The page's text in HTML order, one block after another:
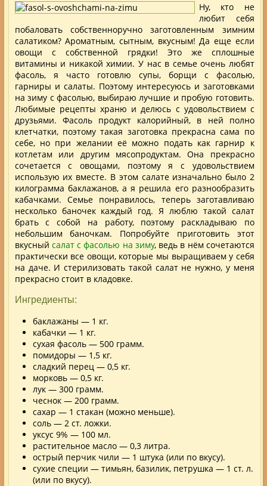
Ну, кто не
любит себя
побаловать собственноручно заготовленным зимним
салатиком? Ароматным, сытным, вкусным! Да еще если
овощи с собственной грядки! Это же сплошные
витамины и никакой химии. У нас в семье очень любят
фасоль, я часто готовлю супы, борщи с фасолью,
гарниры и салаты. Поэтому интересуюсь и заготовками
на зиму с фасолью, выбираю лучшие и пробую готовить.
Любимые рецепты храню и делюсь с удовольствием с
друзьями. Фасоль продукт калорийный, в ней полно
клетчатки, поэтому такая заготовка прекрасна сама по
себе, но при желании её можно подать как гарнир к
котлетам или другим мясопродуктам. Она прекрасно
сочетается с овощами, поэтому я с удовольствием
использую их вместе. В этом салате изначально было 2
килограмма баклажанов, а я решила его разнообразить
кабачками. Семье понравилось, теперь заготавливаю
несколько баночек каждый год. Я люблю такой салат
брать с собой на работу, поэтому раскладываю по
небольшим баночкам. Попробуйте приготовить этот
вкусный салат с фасолью на зиму, ведь в нём сочетаются
практически все овощи, которые мы выращиваем у себя
на даче. И стерилизовать такой салат не нужно, у меня
прекрасно стоит в кладовке.
Ингредиенты:
баклажаны — 1 кг.
кабачки — 1 кг.
сухая фасоль — 500 грамм.
помидоры — 1,5 кг.
сладкий перец — 0,5 кг.
морковь — 0,5 кг.
лук — 300 грамм.
чеснок — 200 грамм.
сахар — 1 стакан (можно меньше).
соль — 2 ст. ложки.
уксус 9% — 100 мл.
растительное масло — 0,3 литра.
острый перчик чили — 1 штука (или по вкусу).
сухие специи — тимьян, базилик, петрушка — 1 ст. л.
(или по вкусу).